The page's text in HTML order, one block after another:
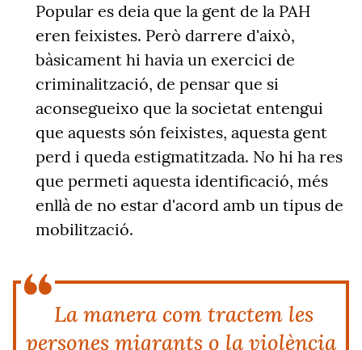
Popular es deia que la gent de la PAH
eren feixistes. Però darrere d'això,
bàsicament hi havia un exercici de
criminalització, de pensar que si
aconsegueixo que la societat entengui
que aquests són feixistes, aquesta gent
perd i queda estigmatitzada. No hi ha res
que permeti aquesta identificació, més
enllà de no estar d'acord amb un tipus de
mobilització.
La manera com tractem les
persones migrants o la violència